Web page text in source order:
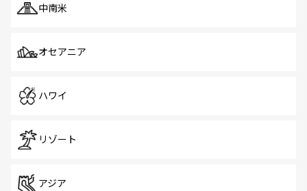
中南米
オセアニア
ハワイ
リゾート
アジア